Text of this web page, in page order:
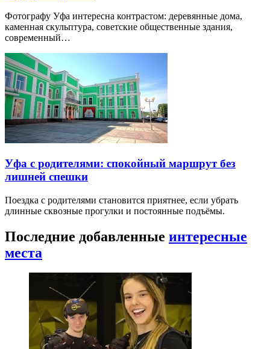
Фотографу Уфа интересна контрастом: деревянные дома,
каменная скульптура, советские общественные здания,
современный…
Уфа с родителями: спокойный маршрут без
лишней спешки
Поездка с родителями становится приятнее, если убрать
длинные сквозные прогулки и постоянные подъёмы.
Последние добавленные интересные
места